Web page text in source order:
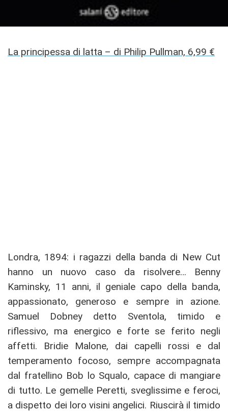
La principessa di latta – di Philip Pullman, 6,99 €
Londra, 1894: i ragazzi della banda di New Cut
hanno un nuovo caso da risolvere… Benny
Kaminsky, 11 anni, il geniale capo della banda,
appassionato, generoso e sempre in azione.
Samuel Dobney detto Sventola, timido e
riflessivo, ma energico e forte se ferito negli
affetti. Bridie Malone, dai capelli rossi e dal
temperamento focoso, sempre accompagnata
dal fratellino Bob lo Squalo, capace di mangiare
di tutto. Le gemelle Peretti, sveglissime e feroci,
a dispetto dei loro visini angelici. Riuscirà il timido